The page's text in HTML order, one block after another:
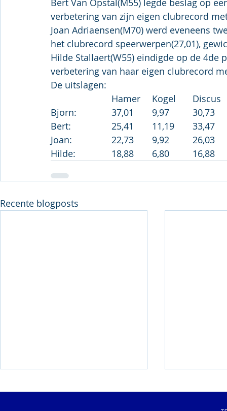
Bert Van Opstal(M55) legde beslag op
verbetering van zijn eigen clubrecord
Joan Adriaensen(M70) werd eveneens
het clubrecord speerwerpen(27,01),
Hilde Stallaert(W55) eindigde op de
verbetering van haar eigen clubrecord
De uitslagen:
Recente blogposts